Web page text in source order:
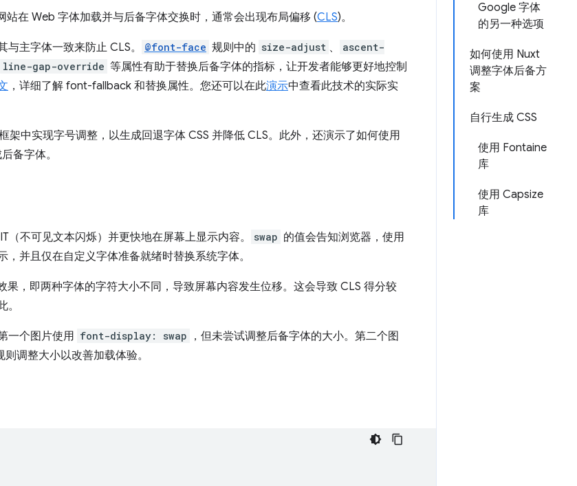
Google 字体
的另一种选项
如何使用 Nuxt
调整字体后备方
案
自行生成 CSS
使用 Fontaine
库
使用 Capsize
库
站在 Web 字体加载并与后备字体交换时，通常会出现布局偏移 (CLS)。
主字体一致来防止 CLS。 @font-face 规则中的 size-adjust 、
ascent-
line-gap-override 等属性有助于替换后备字体的指标，让开发者能够更好地控制
，详细了解 font-fallback 和替换属性。您还可以在此演示中查看此技术的实际实
架中实现字号调整，以生成回退字体 CSS 并降低 CLS。此外，还演示了如何使用
备字体。
（不可见文本闪烁）并更快地在屏幕上显示内容。 swap 的值会告知浏览器，使用
并且仅在自定义字体准备就绪时替换系统字体。
果，即两种字体的字符大小不同，导致屏幕内容发生位移。这会导致 CLS 得分较
一个图片使用 font-display: swap
，但未尝试调整后备字体的大小。第二个图
则调整大小以改善加载体验。